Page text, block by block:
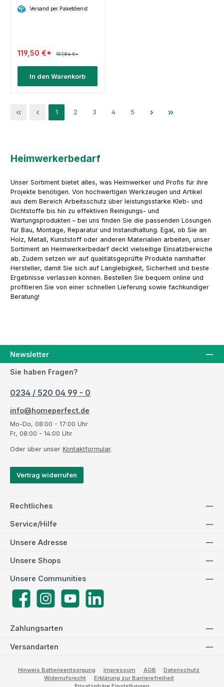
Versand per Paketdienst
119,50 €* 157,84 €*
In den Warenkorb
Seite
1 Seite
2 Seite
3 Seite
4 Seite
5
Heimwerkerbedarf
Unser Sortiment bietet alles, was Heimwerker und Profis für ihre
Projekte benötigen. Von hochwertigen Werkzeugen und Artikel
aus dem Bereich Arbeitsschutz über leistungsstarke Kleb- und
Dichtstoffe bis hin zu effektiven Reinigungs- und
Wartungsprodukten – bei uns finden Sie die passenden Lösungen
für Bau, Montage, Reparatur und Instandhaltung. Egal, ob Sie an
Holz, Metall, Kunststoff oder anderen Materialien arbeiten, unser
Sortiment an Heimwerkerbedarf deckt vielseitige Einsatzbereiche
ab. Zudem setzen wir auf qualitätsgeprüfte Produkte namhafter
Hersteller, damit Sie sich auf Langlebigkeit, Sicherheit und beste
Ergebnisse verlassen können. Bestellen Sie bequem online und
profitieren Sie von einer schnellen Lieferung sowie fachkundiger
Beratung!
Newsletter
Sie haben Fragen?
0234 / 520 04 99 - 0
info@homeperfect.de
Mo-Do, 08:00 - 17:00 Uhr
Fr, 08:00 - 14:00 Uhr
Oder über unser Kontaktformular.
Vertrag widerrufen
Rechtliches
Service/Hilfe
Zahlungsarten
Versandarten
Unsere Adresse
Unsere Communities
FacebookInstagramYouTube
Unsere Shops
Hinweis Batterieentsorgung Impressum AGB
Datenschutz
Widerrufsrecht
Erklärung zur Barrierefreiheit